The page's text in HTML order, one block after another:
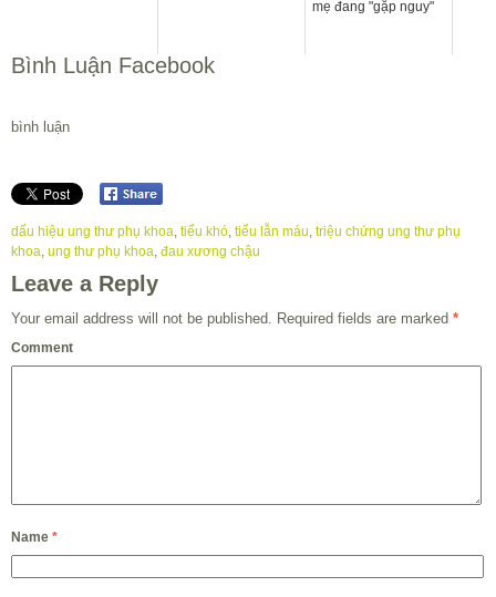
mẹ đang "gặp nguy"
Bình Luận Facebook
bình luận
dấu hiệu ung thư phụ khoa, tiểu khó, tiểu lẫn máu, triệu chứng ung thư phụ
khoa, ung thư phụ khoa, đau xương chậu
Leave a Reply
Your email address will not be published. Required fields are marked *
Comment
Name *